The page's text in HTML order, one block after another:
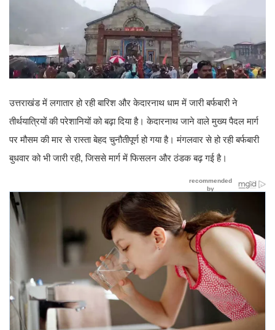
उत्तराखंड में लगातार हो रही बारिश और केदारनाथ धाम में जारी बर्फबारी ने
तीर्थयात्रियों की परेशानियों को बढ़ा दिया है। केदारनाथ जाने वाले मुख्य पैदल मार्ग
पर मौसम की मार से रास्ता बेहद चुनौतीपूर्ण हो गया है। मंगलवार से हो रही बर्फबारी
बुधवार को भी जारी रही, जिससे मार्ग में फिसलन और ठंडक बढ़ गई है।